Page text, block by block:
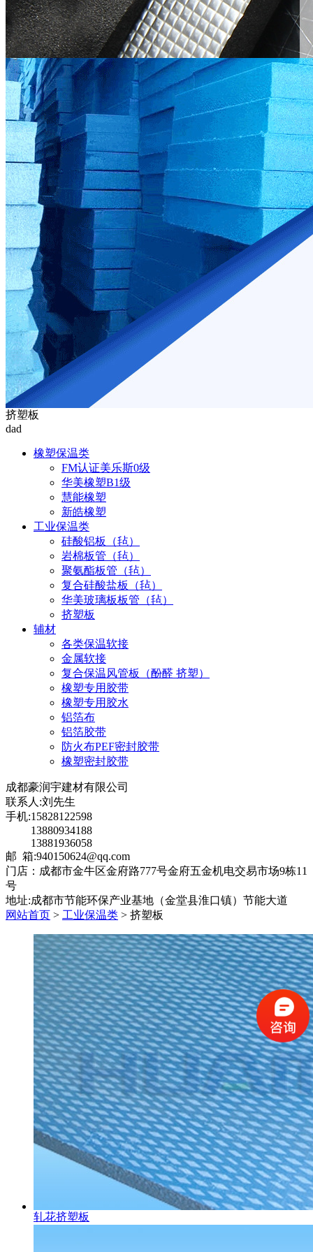
挤塑板
dad
橡塑保温类
FM认证美乐斯0级
华美橡塑B1级
慧能橡塑
新皓橡塑
工业保温类
硅酸铝板（毡）
岩棉板管（毡）
聚氨酯板管（毡）
复合硅酸盐板（毡）
华美玻璃板板管（毡）
挤塑板
辅材
各类保温软接
金属软接
复合保温风管板（酚醛 挤塑）
橡塑专用胶带
橡塑专用胶水
铝箔布
铝箔胶带
防火布PEF密封胶带
橡塑密封胶带
成都豪润宇建材有限公司
联系人:刘先生
手机:15828122598
13880934188
13881936058
邮 箱:940150624@qq.com
门店：成都市金牛区金府路777号金府五金机电交易市场9栋11
号
地址:成都市节能环保产业基地（金堂县淮口镇）节能大道
网站首页 > 工业保温类 > 挤塑板
轧花挤塑板